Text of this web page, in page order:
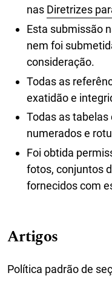
nas Diretrizes
Esta submissão
nem foi
consideração.
Todas as
exatidão e
Todas as
numerados e
Foi obtida
fotos, conjuntos
fornecidos com
Artigos
Política padrão de